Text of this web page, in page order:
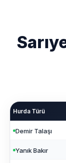
Hurda Türü
Demir Talaşı
Yanık Bakır